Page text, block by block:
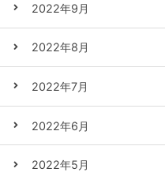
2022年9月
2022年8月
2022年7月
2022年6月
2022年5月